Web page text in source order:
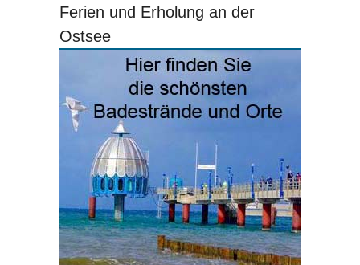
Ferien und Erholung an der
Ostsee